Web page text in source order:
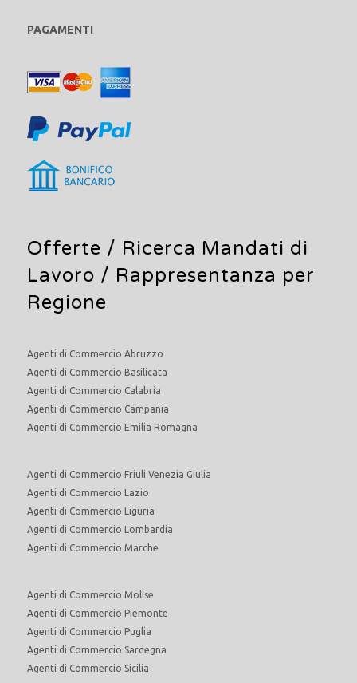
PAGAMENTI
Offerte / Ricerca Mandati di
Lavoro / Rappresentanza per
Regione
Agenti di Commercio Abruzzo
Agenti di Commercio Basilicata
Agenti di Commercio Calabria
Agenti di Commercio Campania
Agenti di Commercio Emilia Romagna
Agenti di Commercio Friuli Venezia Giulia
Agenti di Commercio Lazio
Agenti di Commercio Liguria
Agenti di Commercio Lombardia
Agenti di Commercio Marche
Agenti di Commercio Molise
Agenti di Commercio Piemonte
Agenti di Commercio Puglia
Agenti di Commercio Sardegna
Agenti di Commercio Sicilia